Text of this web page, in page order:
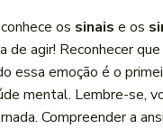
os sinais e os
de agir! Reconhecer
essa emoção é o
mental. Lembre-se,
Compreender a